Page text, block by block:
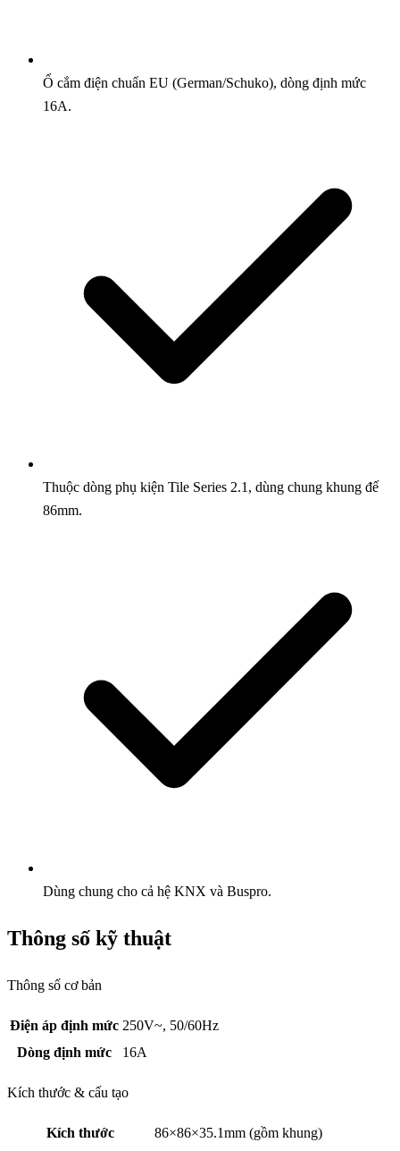
Ổ cắm điện chuẩn EU (German/Schuko), dòng định mức
16A.
Thuộc dòng phụ kiện Tile Series 2.1, dùng chung khung đế
86mm.
Dùng chung cho cả hệ KNX và Buspro.
Thông số kỹ thuật
Thông số cơ bản
Điện áp định mức 250V~, 50/60Hz
Dòng định mức
16A
Kích thước & cấu tạo
Kích thước 86×86×35.1mm (gồm khung)